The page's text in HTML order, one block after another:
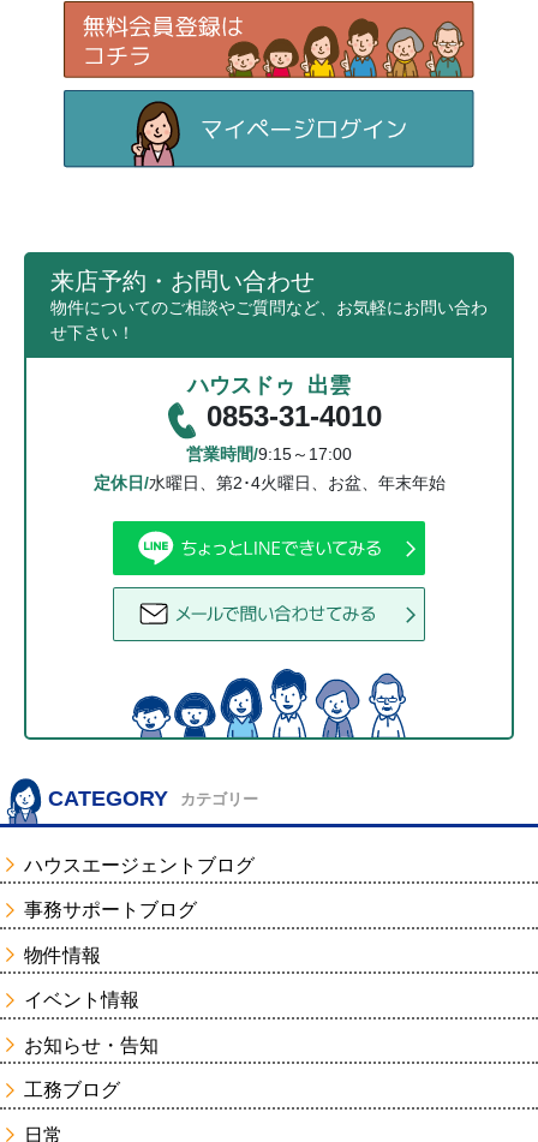
来店予約・お問い合わせ
物件についてのご相談やご質問など、お気軽にお問い合わ
せ下さい！
ハウスドゥ 出雲
0853-31-4010
営業時間/9:15～17:00
定休日/水曜日、第2･4火曜日、お盆、年末年始
CATEGORY カテゴリー
ハウスエージェントブログ
事務サポートブログ
物件情報
イベント情報
お知らせ・告知
工務ブログ
日常